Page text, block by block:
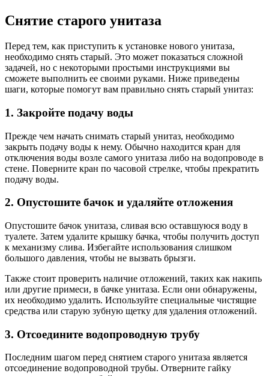
Снятие старого унитаза
Перед тем, как приступить к установке нового унитаза,
необходимо снять старый. Это может показаться сложной
задачей, но с некоторыми простыми инструкциями вы
сможете выполнить ее своими руками. Ниже приведены
шаги, которые помогут вам правильно снять старый унитаз:
1. Закройте подачу воды
Прежде чем начать снимать старый унитаз, необходимо
закрыть подачу воды к нему. Обычно находится кран для
отключения воды возле самого унитаза либо на водопроводе в
стене. Поверните кран по часовой стрелке, чтобы прекратить
подачу воды.
2. Опустошите бачок и удаляйте отложения
Опустошите бачок унитаза, сливая всю оставшуюся воду в
туалете. Затем удалите крышку бачка, чтобы получить доступ
к механизму слива. Избегайте использования слишком
большого давления, чтобы не вызвать брызги.
Также стоит проверить наличие отложений, таких как накипь
или другие примеси, в бачке унитаза. Если они обнаружены,
их необходимо удалить. Используйте специальные чистящие
средства или старую зубную щетку для удаления отложений.
3. Отсоедините водопроводную трубу
Последним шагом перед снятием старого унитаза является
отсоединение водопроводной трубы. Отверните гайку